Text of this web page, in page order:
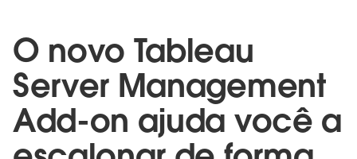
O novo Tableau
Server Management
Add-on ajuda você a